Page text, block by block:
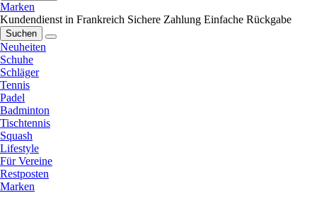
Marken
Kundendienst in Frankreich Sichere Zahlung Einfache Rückgabe
Suchen
Neuheiten
Schuhe
Schläger
Tennis
Padel
Badminton
Tischtennis
Squash
Lifestyle
Für Vereine
Restposten
Marken